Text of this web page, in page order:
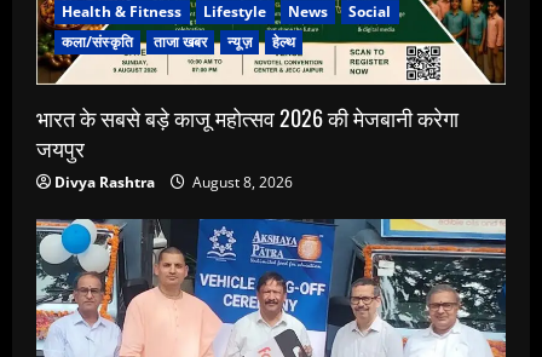
Health & Fitness
Lifestyle News
Social
कला/संस्कृति
ताजा खबर न्यूज़ हेल्थ
भारत के सबसे बड़े काजू महोत्सव 2026 की मेजबानी करेगा
जयपुर
Divya Rashtra August 8, 2026